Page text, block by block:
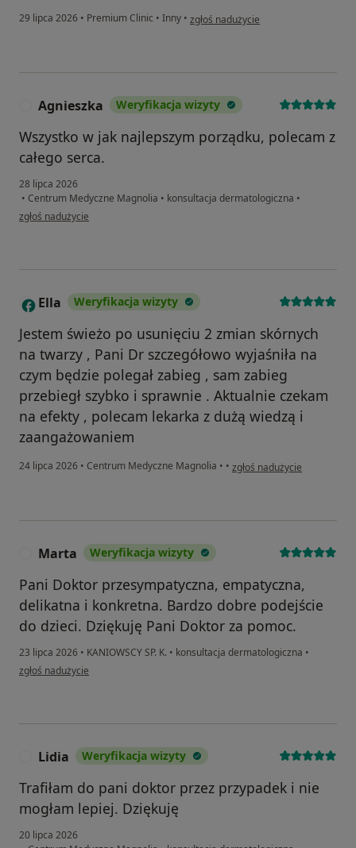
29 lipca 2026 • Premium Clinic • Inny • w opinii użytkownika Marika
zgłoś nadużycie
Agnieszka Weryfikacja wizyty
Wszystko w jak najlepszym porządku, polecam z
całego serca.
28 lipca 2026
• Centrum Medyczne Magnolia • konsultacja dermatologiczna •
w opinii użytkownika Agnieszka
zgłoś nadużycie
E Ella Weryfikacja wizyty
Jestem świeżo po usunięciu 2 zmian skórnych
na twarzy , Pani Dr szczegółowo wyjaśniła na
czym będzie polegał zabieg , sam zabieg
przebiegł szybko i sprawnie . Aktualnie czekam
na efekty , polecam lekarka z dużą wiedzą i
zaangażowaniem
24 lipca 2026 • Centrum Medyczne Magnolia • • w opinii użytkownika Ella
zgłoś nadużycie
Marta Weryfikacja wizyty
Pani Doktor przesympatyczna, empatyczna,
delikatna i konkretna. Bardzo dobre podejście
do dzieci. Dziękuję Pani Doktor za pomoc.
23 lipca 2026 • KANIOWSCY SP. K. • konsultacja dermatologiczna •
w opinii użytkownika Marta
zgłoś nadużycie
Lidia Weryfikacja wizyty
Trafiłam do pani doktor przez przypadek i nie
mogłam lepiej. Dziękuję
20 lipca 2026